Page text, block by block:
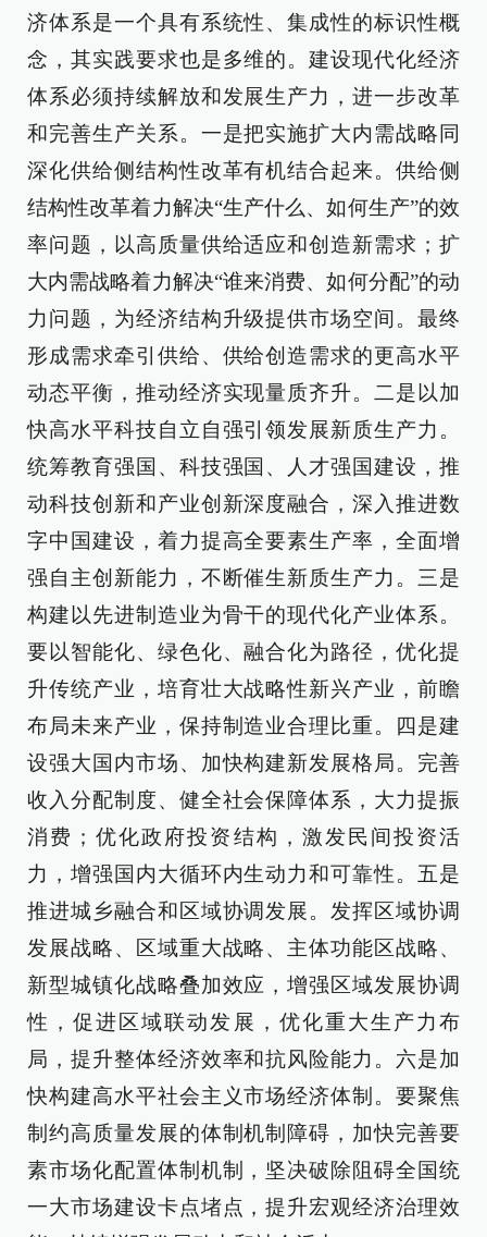
济体系是一个具有系统性、集成性的标识性概
念，其实践要求也是多维的。建设现代化经济
体系必须持续解放和发展生产力，进一步改革
和完善生产关系。一是把实施扩大内需战略同
深化供给侧结构性改革有机结合起来。供给侧
结构性改革着力解决“生产什么、如何生产”的效
率问题，以高质量供给适应和创造新需求；扩
大内需战略着力解决“谁来消费、如何分配”的动
力问题，为经济结构升级提供市场空间。最终
形成需求牵引供给、供给创造需求的更高水平
动态平衡，推动经济实现量质齐升。二是以加
快高水平科技自立自强引领发展新质生产力。
统筹教育强国、科技强国、人才强国建设，推
动科技创新和产业创新深度融合，深入推进数
字中国建设，着力提高全要素生产率，全面增
强自主创新能力，不断催生新质生产力。三是
构建以先进制造业为骨干的现代化产业体系。
要以智能化、绿色化、融合化为路径，优化提
升传统产业，培育壮大战略性新兴产业，前瞻
布局未来产业，保持制造业合理比重。四是建
设强大国内市场、加快构建新发展格局。完善
收入分配制度、健全社会保障体系，大力提振
消费；优化政府投资结构，激发民间投资活
力，增强国内大循环内生动力和可靠性。五是
推进城乡融合和区域协调发展。发挥区域协调
发展战略、区域重大战略、主体功能区战略、
新型城镇化战略叠加效应，增强区域发展协调
性，促进区域联动发展，优化重大生产力布
局，提升整体经济效率和抗风险能力。六是加
快构建高水平社会主义市场经济体制。要聚焦
制约高质量发展的体制机制障碍，加快完善要
素市场化配置体制机制，坚决破除阻碍全国统
一大市场建设卡点堵点，提升宏观经济治理效